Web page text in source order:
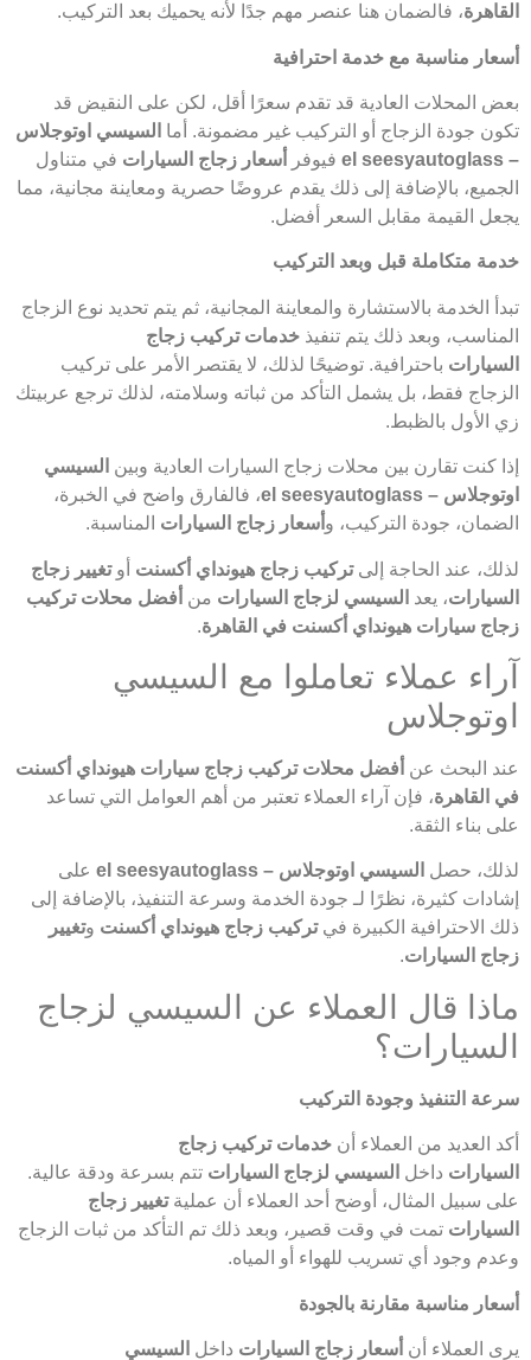
القاهرة، فالضمان هنا عنصر مهم جدًا لأنه يحميك بعد التركيب.
أسعار مناسبة مع خدمة احترافية
بعض المحلات العادية قد تقدم سعرًا أقل، لكن على النقيض قد
تكون جودة الزجاج أو التركيب غير مضمونة. أما السيسي اوتوجلاس
– el seesyautoglass
فيوفر أسعار زجاج السيارات في متناول
الجميع، بالإضافة إلى ذلك يقدم عروضًا حصرية ومعاينة مجانية، مما
يجعل القيمة مقابل السعر أفضل.
خدمة متكاملة قبل وبعد التركيب
تبدأ الخدمة بالاستشارة والمعاينة المجانية، ثم يتم تحديد نوع الزجاج
المناسب، وبعد ذلك يتم تنفيذ خدمات تركيب زجاج
السيارات باحترافية. توضيحًا لذلك، لا يقتصر الأمر على تركيب
الزجاج فقط، بل يشمل التأكد من ثباته وسلامته، لذلك ترجع عربيتك
زي الأول بالظبط.
إذا كنت تقارن بين محلات زجاج السيارات العادية وبين السيسي
اوتوجلاس – el seesyautoglass
، فالفارق واضح في الخبرة،
الضمان، جودة التركيب، و أسعار زجاج السيارات المناسبة.
لذلك، عند الحاجة إلىتركيب زجاج هيونداي أكسنت أوتغيير زجاج
السيارات، يعد السيسي لزجاج السيارات من أفضل محلات تركيب
زجاج سيارات هيونداي أكسنت في القاهرة.
آراء عملاء تعاملوا مع السيسي
اوتوجلاس
عند البحث عن أفضل محلات تركيب زجاج سيارات هيونداي أكسنت
في القاهرة، فإن آراء العملاء تعتبر من أهم العوامل التي تساعد
على بناء الثقة.
لذلك، حصل السيسي اوتوجلاس – el seesyautoglass
على
إشادات كثيرة، نظرًا لـ جودة الخدمة وسرعة التنفيذ، بالإضافة إلى
ذلك الاحترافية الكبيرة فيتركيب زجاج هيونداي أكسنت وتغيير
زجاج السيارات.
ماذا قال العملاء عن السيسي لزجاج
السيارات؟
سرعة التنفيذ وجودة التركيب
أكد العديد من العملاء أن خدمات تركيب زجاج
السيارات داخل السيسي لزجاج السيارات تتم بسرعة ودقة عالية.
على سبيل المثال، أوضح أحد العملاء أن عمليةتغيير زجاج
السيارات تمت في وقت قصير، وبعد ذلك تم التأكد من ثبات الزجاج
وعدم وجود أي تسريب للهواء أو المياه.
أسعار مناسبة مقارنة بالجودة
يرى العملاء أن أسعار زجاج السيارات داخل السيسي